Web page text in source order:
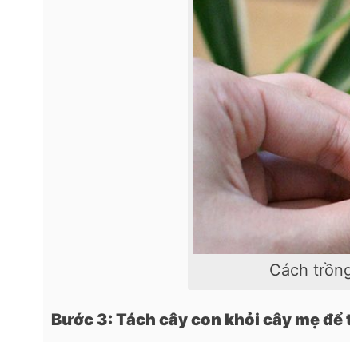
Cách
Bước 3: Tách cây con khỏi cây mẹ